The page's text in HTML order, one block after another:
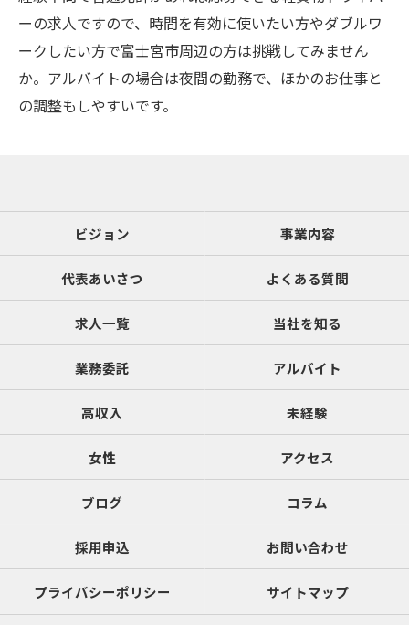
ーの求人ですので、時間を有効に使いたい方やダブルワ
ークしたい方で富士宮市周辺の方は挑戦してみません
か。アルバイトの場合は夜間の勤務で、ほかのお仕事と
の調整もしやすいです。
ビジョン 事業内容
代表あいさつ よくある質問
求人一覧 当社を知る
業務委託 アルバイト
高収入 未経験
女性 アクセス
ブログ コラム
採用申込 お問い合わせ
プライバシーポリシー サイトマップ